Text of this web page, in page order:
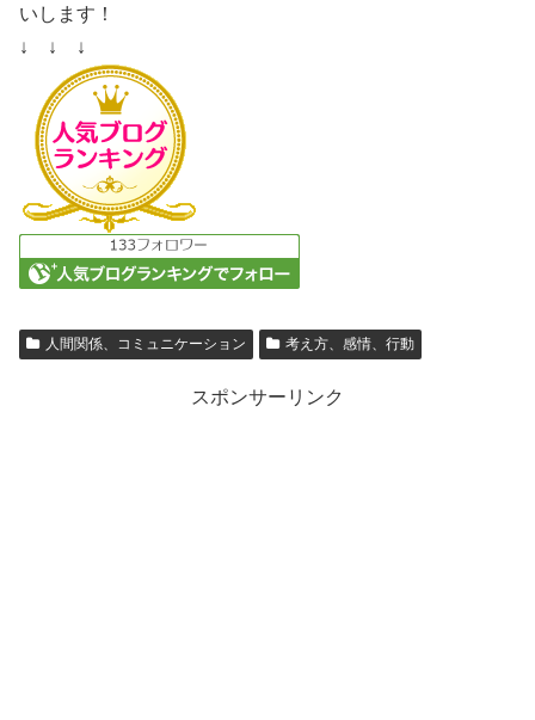
いします！
↓ ↓ ↓
人間関係、コミュニケーション 考え方、感情、行動
スポンサーリンク